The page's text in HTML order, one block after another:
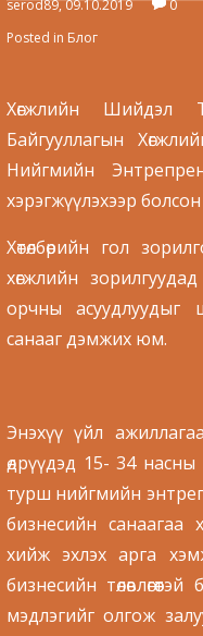
serod89, 09.10.2019
0
Posted in Блог
Хөгжлийн Шийдэл
Байгууллагын
Нийгмийн
хэрэгжүүлэхээр
Хөтөлбөрийн гол
хөгжлийн
орчны асуудлуудыг
санааг дэмжих юм.
Энэхүү үйл
өдрүүдэд 15- 34
турш нийгмийн
бизнесийн санаагаа
хийж эхлэх арга
бизнесийн
мэдлэгийг олгож